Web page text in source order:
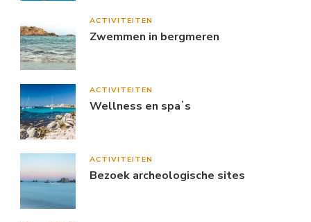
ACTIVITEITEN
Zwemmen in bergmeren
ACTIVITEITEN
Wellness en spaʼs
ACTIVITEITEN
Bezoek archeologische sites